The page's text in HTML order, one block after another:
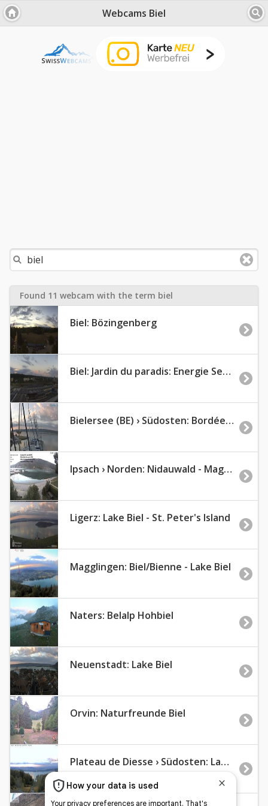
Webcams Biel
Found 11 webcam with the term biel
Biel: Bözingenberg
Biel: Jardin du paradis: Energie Service Biel
Bielersee (BE) › Südosten: Bordée de Tribord - Promenade Jean-Jacques Rousseau
Ipsach › Norden: Nidauwald - Magglingen/Macolin - Lake Biel
Ligerz: Lake Biel - St. Peter's Island
Magglingen: Biel/Bienne - Lake Biel
Naters: Belalp Hohbiel
Neuenstadt: Lake Biel
Orvin: Naturfreunde Biel
Plateau de Diesse › Südosten: Lake Biel